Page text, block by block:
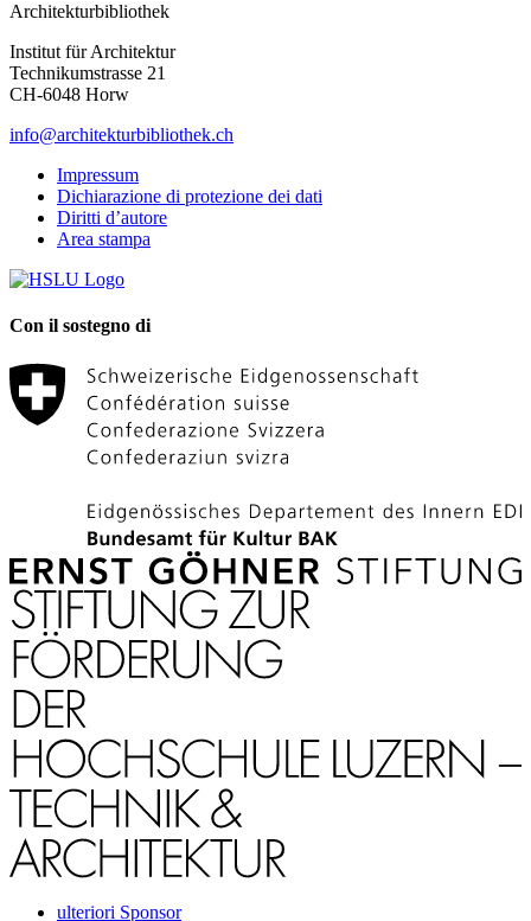
Architekturbibliothek
Institut für Architektur
Technikumstrasse 21
CH-6048 Horw
info@architekturbibliothek.ch
Impressum
Dichiarazione di protezione dei dati
Diritti d’autore
Area stampa
Con il sostegno di
ulteriori Sponsor